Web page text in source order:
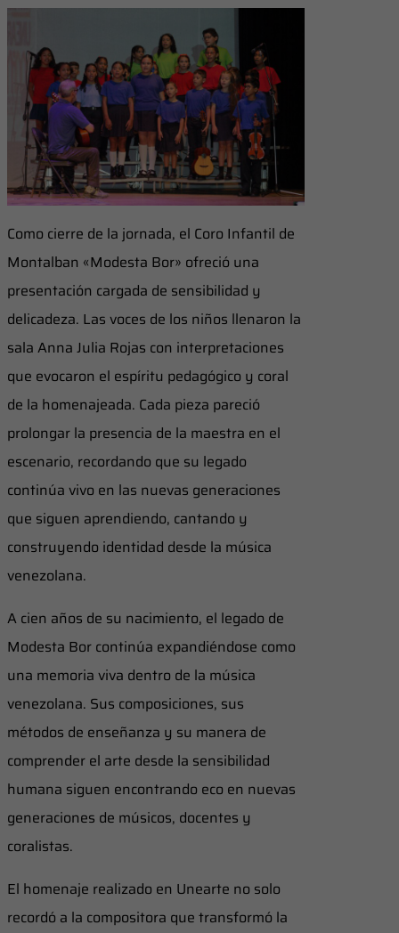
Como cierre de la jornada, el Coro Infantil de
Montalban «Modesta Bor» ofreció una
presentación cargada de sensibilidad y
delicadeza. Las voces de los niños llenaron la
sala Anna Julia Rojas con interpretaciones
que evocaron el espíritu pedagógico y coral
de la homenajeada. Cada pieza pareció
prolongar la presencia de la maestra en el
escenario, recordando que su legado
continúa vivo en las nuevas generaciones
que siguen aprendiendo, cantando y
construyendo identidad desde la música
venezolana.
A cien años de su nacimiento, el legado de
Modesta Bor continúa expandiéndose como
una memoria viva dentro de la música
venezolana. Sus composiciones, sus
métodos de enseñanza y su manera de
comprender el arte desde la sensibilidad
humana siguen encontrando eco en nuevas
generaciones de músicos, docentes y
coralistas.
El homenaje realizado en Unearte no solo
recordó a la compositora que transformó la